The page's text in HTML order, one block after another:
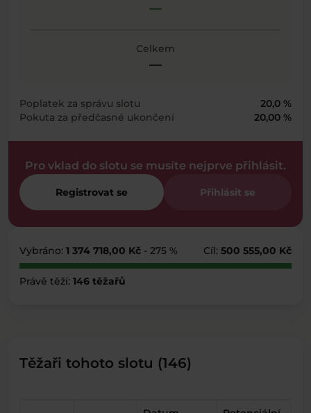
—
Celkem
—
Poplatek za správu slotu
20,0 %
Pokuta za předčasné ukončení
20,00 %
Pro vklad do slotu se musíte nejprve přihlásit.
Registrovat se Přihlásit se
Vybráno: 1 374 718,00 Kč - 275 % Cíl: 500 555,00 Kč
Právě těží: 146 těžařů
Těžaři tohoto slotu (146)